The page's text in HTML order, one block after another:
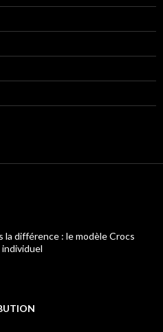
différence : le modèle Crocs